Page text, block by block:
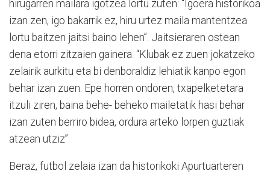
hirugarren mailara igotzea lortu zuten: “Igoera historikoa
izan zen, igo bakarrik ez, hiru urtez maila mantentzea
lortu baitzen jaitsi baino lehen”. Jaitsieraren ostean
dena etorri zitzaien gainera. “Klubak ez zuen jokatzeko
zelairik aurkitu eta bi denboraldiz lehiatik kanpo egon
behar izan zuen. Epe horren ondoren, txapelketetara
itzuli ziren, baina behe- beheko mailetatik hasi behar
izan zuten berriro bidea, ordura arteko lorpen guztiak
atzean utziz”.
Beraz, futbol zelaia izan da historikoki Apurtuarteren